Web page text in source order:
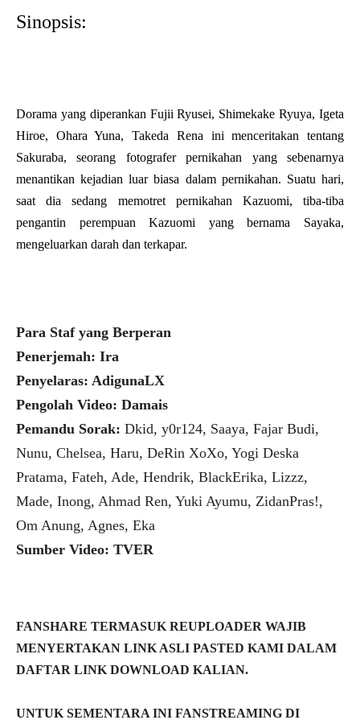
Sinopsis:
Dorama yang diperankan Fujii Ryusei, Shimekake Ryuya, Igeta
Hiroe, Ohara Yuna, Takeda Rena ini menceritakan tentang
Sakuraba, seorang fotografer pernikahan yang sebenarnya
menantikan kejadian luar biasa dalam pernikahan. Suatu hari,
saat dia sedang memotret pernikahan Kazuomi, tiba-tiba
pengantin perempuan Kazuomi yang bernama Sayaka,
mengeluarkan darah dan terkapar.
Para Staf yang Berperan
Penerjemah: Ira
Penyelaras: AdigunaLX
Pengolah Video: Damais
Pemandu Sorak: Dkid, y0r124, Saaya, Fajar Budi,
Nunu, Chelsea, Haru, DeRin XoXo, Yogi Deska
Pratama, Fateh, Ade, Hendrik, BlackErika, Lizzz,
Made, Inong, Ahmad Ren, Yuki Ayumu, ZidanPras!,
Om Anung, Agnes, Eka
Sumber Video: TVER
FANSHARE TERMASUK REUPLOADER WAJIB
MENYERTAKAN LINK ASLI PASTED KAMI DALAM
DAFTAR LINK DOWNLOAD KALIAN.
UNTUK SEMENTARA INI FANSTREAMING DI